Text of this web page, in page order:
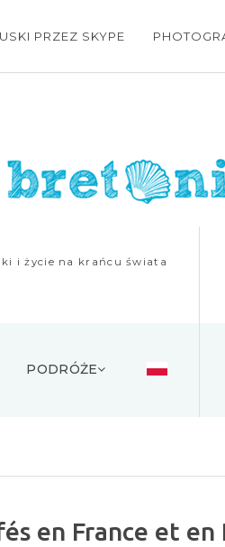
i życie na krańcu świata
PODRÓŻE
PRZEZ SKYPE
en France et en